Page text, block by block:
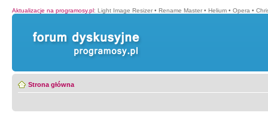
Aktualizacje na programosy.pl: Light Image Resizer • Rename Master • Helium • Opera •
Strona główna